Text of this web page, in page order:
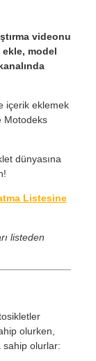
videonu
ekle, model
içerik eklemek
Motodeks
dünyasına
Listesine
listeden
olurken,
sahip olurlar: